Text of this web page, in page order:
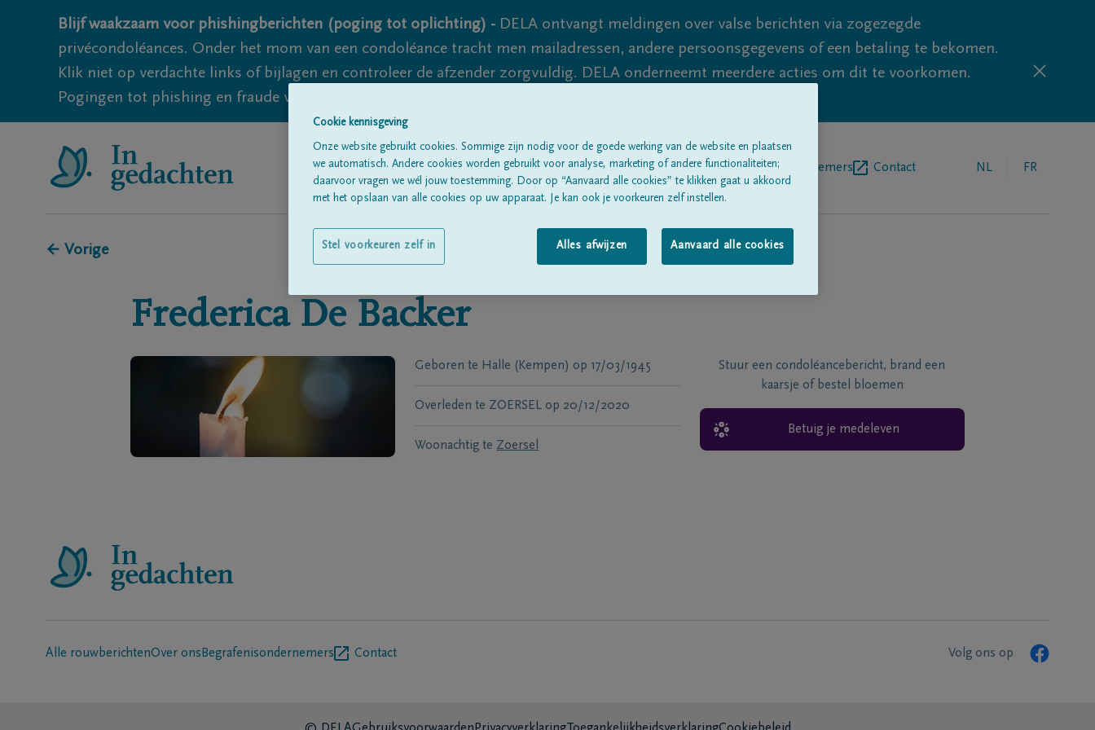
Blijf waakzaam voor phishingberichten (poging tot oplichting) - DELA ontvangt meldingen over valse berichten via zogezegde
privécondoléances. Onder het mom van een condoléance tracht men mailadressen, andere persoonsgegevens of een betaling te bekomen.
Klik niet op verdachte links of bijlagen en controleer de afzender zorgvuldig. DELA onderneemt meerdere acties om dit te voorkomen.
Pogingen tot phishing en fraude vallen echter nooit volledig uit te sluiten, dus blijf waakzaam.
Alle rouwberichten Over onsBegrafenisondernemers Contact NL FR
← Vorige
Frederica De Backer
Geboren te Halle (Kempen) op 17/03/1945
Overleden te ZOERSEL op 20/12/2020
Woonachtig te Zoersel
Stuur een condoléancebericht, brand een
kaarsje of bestel bloemen
Betuig je medeleven
Alle rouwberichtenOver ons Begrafenisondernemers Contact Volg ons op
Cookie kennisgeving
Onze website gebruikt cookies. Sommige zijn nodig voor de goede werking van de website en plaatsen
we automatisch. Andere cookies worden gebruikt voor analyse, marketing of andere functionaliteiten;
daarvoor vragen we wél jouw toestemming. Door op “Aanvaard alle cookies” te klikken gaat u akkoord
met het opslaan van alle cookies op uw apparaat. Je kan ook je voorkeuren zelf instellen.
Alles afwijzen Aanvaard alle cookies
Stel voorkeuren zelf in